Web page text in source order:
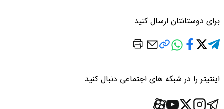
برای دوستانتان ارسال کنید
اینتیتر را در شبکه های اجتماعی دنبال کنید